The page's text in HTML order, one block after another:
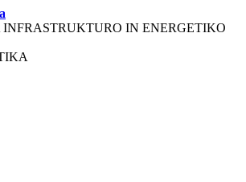
IN ENERGETIKO